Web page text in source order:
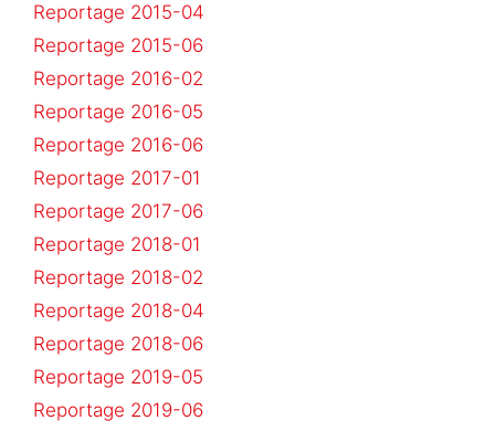
Reportage 2015-04
Reportage 2015-06
Reportage 2016-02
Reportage 2016-05
Reportage 2016-06
Reportage 2017-01
Reportage 2017-06
Reportage 2018-01
Reportage 2018-02
Reportage 2018-04
Reportage 2018-06
Reportage 2019-05
Reportage 2019-06